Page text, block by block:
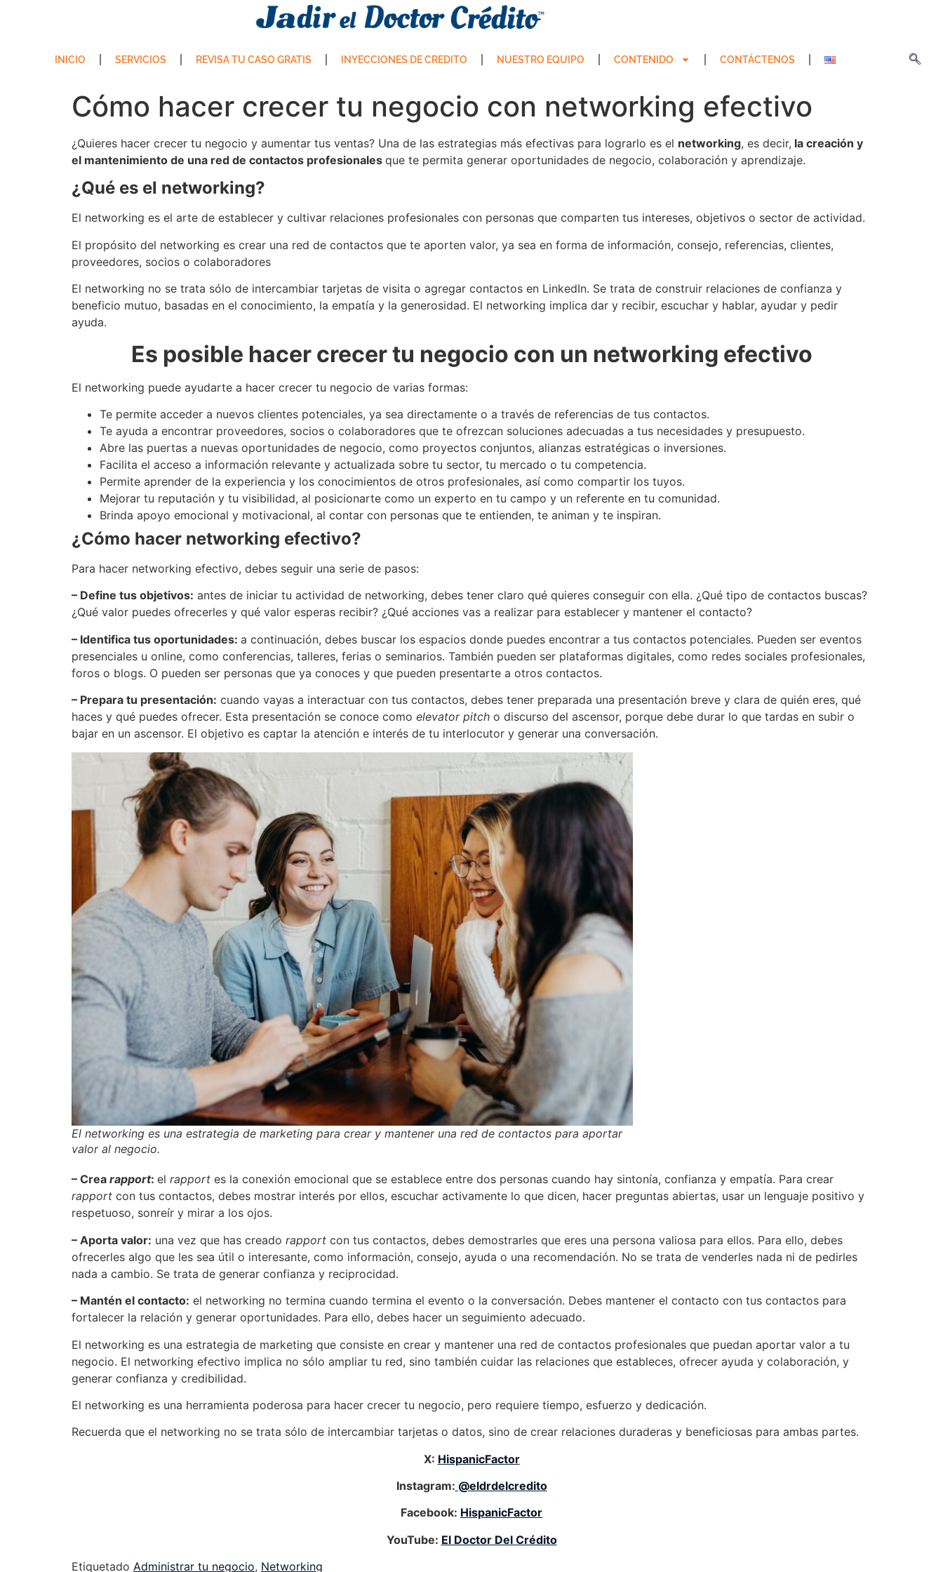
INICIO SERVICIOS REVISA TU CASO GRATIS INYECCIONES DE CREDITO NUESTRO EQUIPO CONTENIDO CONTÁCTENOS
Cómo hacer crecer tu negocio con networking efectivo
¿Quieres hacer crecer tu negocio y aumentar tus ventas? Una de las estrategias más efectivas para lograrlo es el networking, es decir, la creación y
el mantenimiento de una red de contactos profesionales que te permita generar oportunidades de negocio, colaboración y aprendizaje.
¿Qué es el networking?
El networking es el arte de establecer y cultivar relaciones profesionales con personas que comparten tus intereses, objetivos o sector de actividad.
El propósito del networking es crear una red de contactos que te aporten valor, ya sea en forma de información, consejo, referencias, clientes,
proveedores, socios o colaboradores
El networking no se trata sólo de intercambiar tarjetas de visita o agregar contactos en LinkedIn. Se trata de construir relaciones de confianza y
beneficio mutuo, basadas en el conocimiento, la empatía y la generosidad. El networking implica dar y recibir, escuchar y hablar, ayudar y pedir
ayuda.
Es posible hacer crecer tu negocio con un networking efectivo
El networking puede ayudarte a hacer crecer tu negocio de varias formas:
Te permite acceder a nuevos clientes potenciales, ya sea directamente o a través de referencias de tus contactos.
Te ayuda a encontrar proveedores, socios o colaboradores que te ofrezcan soluciones adecuadas a tus necesidades y presupuesto.
Abre las puertas a nuevas oportunidades de negocio, como proyectos conjuntos, alianzas estratégicas o inversiones.
Facilita el acceso a información relevante y actualizada sobre tu sector, tu mercado o tu competencia.
Permite aprender de la experiencia y los conocimientos de otros profesionales, así como compartir los tuyos.
Mejorar tu reputación y tu visibilidad, al posicionarte como un experto en tu campo y un referente en tu comunidad.
Brinda apoyo emocional y motivacional, al contar con personas que te entienden, te animan y te inspiran.
¿Cómo hacer networking efectivo?
Para hacer networking efectivo, debes seguir una serie de pasos:
– Define tus objetivos: antes de iniciar tu actividad de networking, debes tener claro qué quieres conseguir con ella. ¿Qué tipo de contactos buscas?
¿Qué valor puedes ofrecerles y qué valor esperas recibir? ¿Qué acciones vas a realizar para establecer y mantener el contacto?
– Identifica tus oportunidades: a continuación, debes buscar los espacios donde puedes encontrar a tus contactos potenciales. Pueden ser eventos
presenciales u online, como conferencias, talleres, ferias o seminarios. También pueden ser plataformas digitales, como redes sociales profesionales,
foros o blogs. O pueden ser personas que ya conoces y que pueden presentarte a otros contactos.
– Prepara tu presentación: cuando vayas a interactuar con tus contactos, debes tener preparada una presentación breve y clara de quién eres, qué
haces y qué puedes ofrecer. Esta presentación se conoce como elevator pitch o discurso del ascensor, porque debe durar lo que tardas en subir o
bajar en un ascensor. El objetivo es captar la atención e interés de tu interlocutor y generar una conversación.
El networking es una estrategia de marketing para crear y mantener una red de contactos para aportar
valor al negocio.
– Crea rapport: el rapport es la conexión emocional que se establece entre dos personas cuando hay sintonía, confianza y empatía. Para crear
rapport con tus contactos, debes mostrar interés por ellos, escuchar activamente lo que dicen, hacer preguntas abiertas, usar un lenguaje positivo y
respetuoso, sonreír y mirar a los ojos.
– Aporta valor: una vez que has creado rapport con tus contactos, debes demostrarles que eres una persona valiosa para ellos. Para ello, debes
ofrecerles algo que les sea útil o interesante, como información, consejo, ayuda o una recomendación. No se trata de venderles nada ni de pedirles
nada a cambio. Se trata de generar confianza y reciprocidad.
– Mantén el contacto: el networking no termina cuando termina el evento o la conversación. Debes mantener el contacto con tus contactos para
fortalecer la relación y generar oportunidades. Para ello, debes hacer un seguimiento adecuado.
El networking es una estrategia de marketing que consiste en crear y mantener una red de contactos profesionales que puedan aportar valor a tu
negocio. El networking efectivo implica no sólo ampliar tu red, sino también cuidar las relaciones que estableces, ofrecer ayuda y colaboración, y
generar confianza y credibilidad.
El networking es una herramienta poderosa para hacer crecer tu negocio, pero requiere tiempo, esfuerzo y dedicación.
Recuerda que el networking no se trata sólo de intercambiar tarjetas o datos, sino de crear relaciones duraderas y beneficiosas para ambas partes.
X: HispanicFactor
Instagram: @eldrdelcredito
Facebook: HispanicFactor
YouTube: El Doctor Del Crédito
Etiquetado Administrar tu negocio, Networking